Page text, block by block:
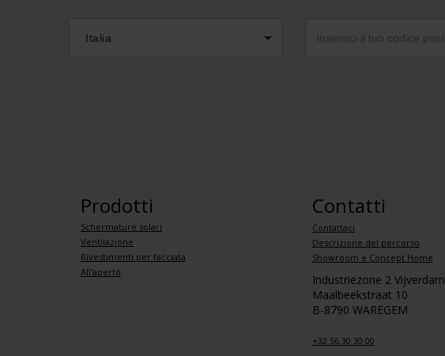
Italia
Prodotti
Schermature solari
Ventilazione
Rivestimenti per facciata
All'aperto
Contatti
Contattaci
Descrizione del percorso
Showroom e Concept Home
Industriezone 2 Vijverdam
Maalbeekstraat 10
B-8790 WAREGEM
+32 56 30 30 00